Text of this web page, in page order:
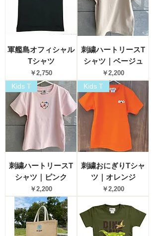
軍艦島オフィシャル
Tシャツ
価格
￥2,750
刺繍ハートリースT
シャツ｜ベージュ
価格
￥2,200
Kids T
刺繍ハートリースT
シャツ｜ピンク
価格
￥2,200
Kids T
刺繍おにぎりTシャ
ツ｜オレンジ
価格
￥2,200